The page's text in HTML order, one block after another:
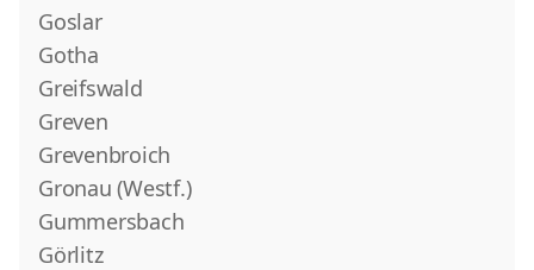
Goslar
Gotha
Greifswald
Greven
Grevenbroich
Gronau (Westf.)
Gummersbach
Görlitz